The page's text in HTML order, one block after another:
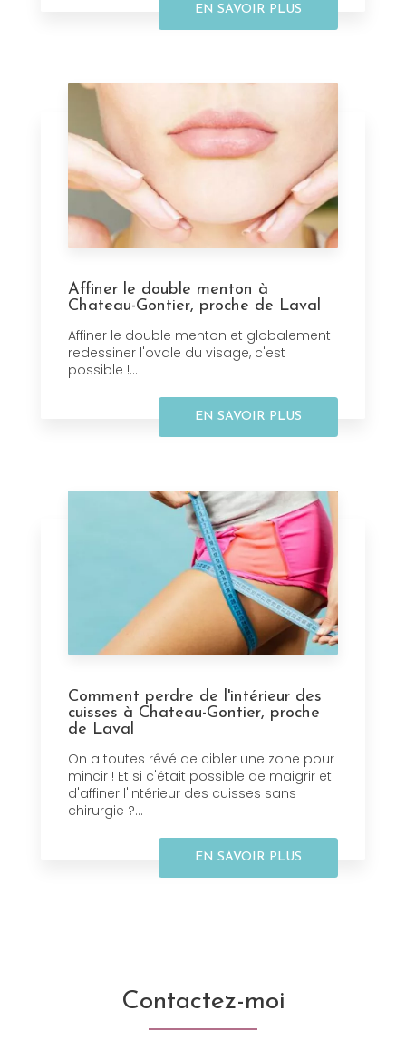
EN SAVOIR PLUS
Affiner le double menton à
Chateau-Gontier, proche de Laval
Affiner le double menton et globalement
redessiner l'ovale du visage, c'est
possible !...
EN SAVOIR PLUS
Comment perdre de l'intérieur des
cuisses à Chateau-Gontier, proche
de Laval
On a toutes rêvé de cibler une zone pour
mincir ! Et si c'était possible de maigrir et
d'affiner l'intérieur des cuisses sans
chirurgie ?...
EN SAVOIR PLUS
Contactez-moi